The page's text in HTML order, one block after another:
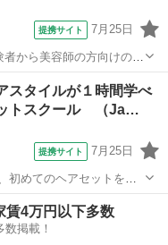
提携サイト 7月25日
から美容師の方向けのヘ
クールです！ 長期～短期
自分の目的に合ったコー
スタイルが１時間学べ
トスクール （Ja…
提携サイト 7月25日
初めてのヘアセットを一
実際に体感して頂きま
してもらいます(*˘︶
賃4万円以下多数
数掲載！